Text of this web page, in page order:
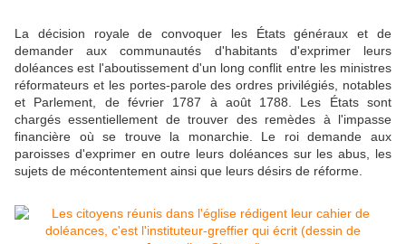
La décision royale de convoquer les États généraux et de
demander aux communautés d'habitants d'exprimer leurs
doléances est l'aboutissement d'un long conflit entre les ministres
réformateurs et les portes-parole des ordres privilégiés, notables
et Parlement, de février 1787 à août 1788. Les États sont
chargés essentiellement de trouver des remèdes à l'impasse
financière où se trouve la monarchie. Le roi demande aux
paroisses d'exprimer en outre leurs doléances sur les abus, les
sujets de mécontentement ainsi que leurs désirs de réforme.